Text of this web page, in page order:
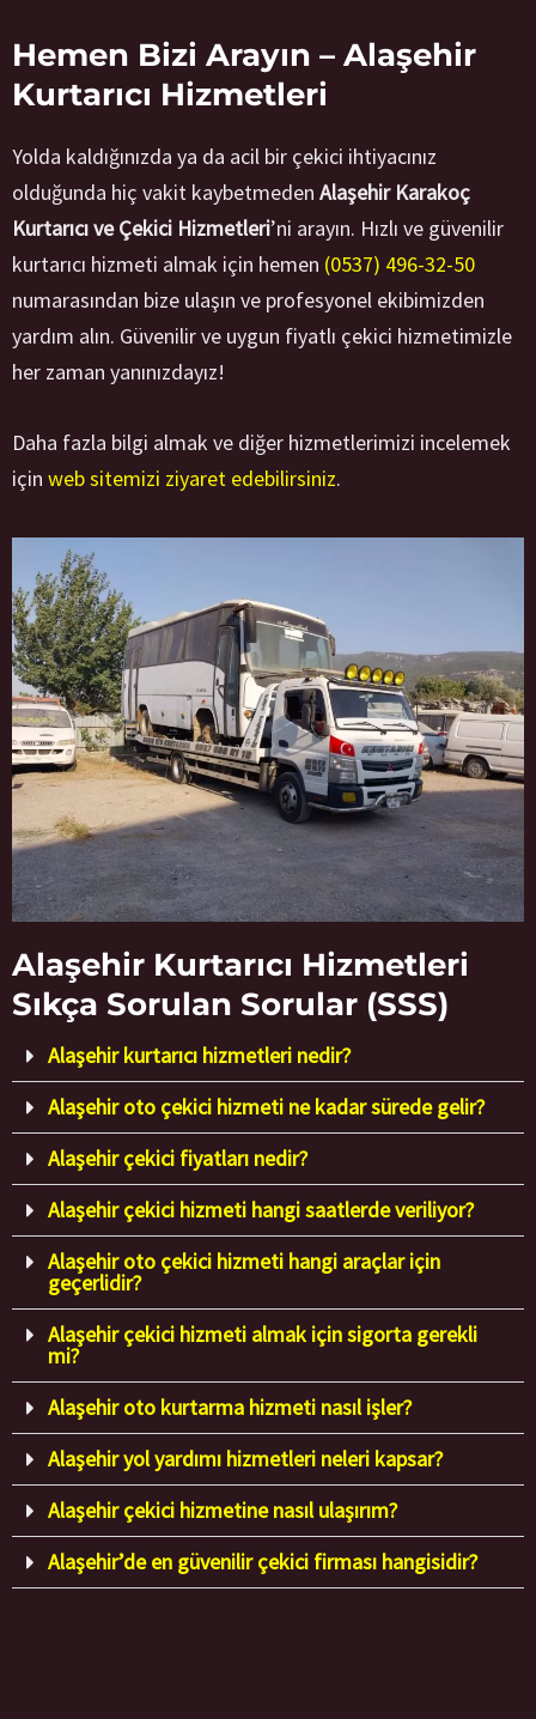
Hemen Bizi Arayın – Alaşehir
Kurtarıcı Hizmetleri
Yolda kaldığınızda ya da acil bir çekici ihtiyacınız
olduğunda hiç vakit kaybetmeden Alaşehir Karakoç
Kurtarıcı ve Çekici Hizmetleri’ni arayın. Hızlı ve güvenilir
kurtarıcı hizmeti almak için hemen (0537) 496-32-50
numarasından bize ulaşın ve profesyonel ekibimizden
yardım alın. Güvenilir ve uygun fiyatlı çekici hizmetimizle
her zaman yanınızdayız!
Daha fazla bilgi almak ve diğer hizmetlerimizi incelemek
için web sitemizi ziyaret edebilirsiniz.
Alaşehir Kurtarıcı Hizmetleri
Sıkça Sorulan Sorular (SSS)
Alaşehir kurtarıcı hizmetleri nedir?
Alaşehir oto çekici hizmeti ne kadar sürede gelir?
Alaşehir çekici fiyatları nedir?
Alaşehir çekici hizmeti hangi saatlerde veriliyor?
Alaşehir oto çekici hizmeti hangi araçlar için
geçerlidir?
Alaşehir çekici hizmeti almak için sigorta gerekli
mi?
Alaşehir oto kurtarma hizmeti nasıl işler?
Alaşehir yol yardımı hizmetleri neleri kapsar?
Alaşehir çekici hizmetine nasıl ulaşırım?
Alaşehir’de en güvenilir çekici firması hangisidir?